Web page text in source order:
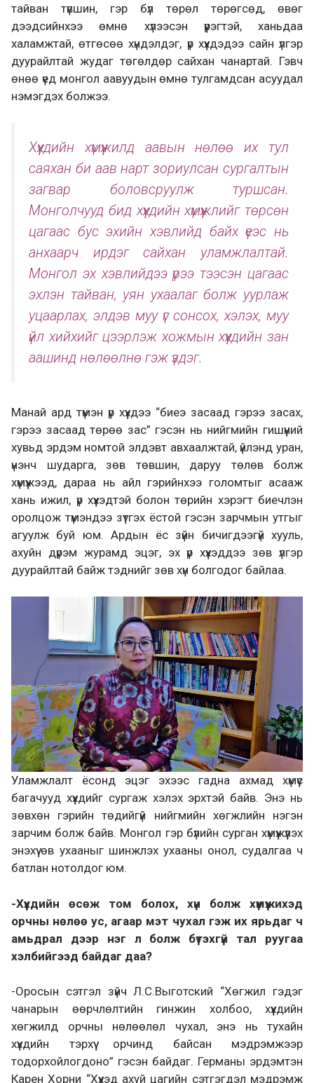
тайван түвшин, гэр бүл төрөл төрөгсөд, өвөг
дээдсийнхээ өмнө хүлээсэн үүрэгтэй, ханьдаа
халамжтай, өтгөсөө хүндэлдэг, үр хүүхдэдээ сайн үлгэр
дуурайлтай жудаг төгөлдөр сайхан чанартай. Гэвч
өнөө үед монгол аавуудын өмнө тулгамдсан асуудал
нэмэгдэх болжээ.
Хүүхдийн хүмүүжилд аавын нөлөө их тул
саяхан би аав нарт зориулсан сургалтын
загвар боловсруулж туршсан.
Монголчууд бид хүүхдийн хүмүүжлийг төрсөн
цагаас бус эхийн хэвлийд байх үеэс нь
анхаарч ирдэг сайхан уламжлалтай.
Монгол эх хэвлийдээ үрээ тээсэн цагаас
эхлэн тайван, уян ухаалаг болж уурлаж
уцаарлах, элдэв муу үг сонсох, хэлэх, муу
үйл хийхийг цээрлэж хожмын хүүхдийн зан
аашинд нөлөөлнө гэж үздэг.
Манай ард түмэн үр хүүхдээ “биеэ засаад гэрээ засах,
гэрээ засаад төрөө зас” гэсэн нь нийгмийн гишүүний
хувьд эрдэм номтой элдэвт авхаалжтай, үйлэнд уран,
үнэнч шударга, зөв төвшин, даруу төлөв болж
хүмүүжээд, дараа нь айл гэрийнхээ голомтыг асааж
хань ижил, үр хүүхэдтэй болон төрийн хэрэгт биечлэн
оролцож түмэндээ зүтгэх ёстой гэсэн зарчмын утгыг
агуулж буй юм. Ардын ёс зүйн бичигдээгүй хууль,
ахуйн дүрэм журамд эцэг, эх үр хүүхэддээ зөв үлгэр
дуурайлтай байж тэднийг зөв хүн болгодог байлаа.
Уламжлалт ёсонд эцэг эхээс гадна ахмад хүмүүс
багачууд хүүхдийг сургаж хэлэх эрхтэй байв. Энэ нь
зөвхөн гэрийн төдийгүй нийгмийн хөгжлийн нэгэн
зарчим болж байв. Монгол гэр бүлийн сурган хүмүүжүүлэх
энэхүү өв ухааныг шинжлэх ухааны онол, судалгаа ч
батлан нотолдог юм.
-Хүүхдийн өсөж том болох, хүн болж хүмүүжихэд
орчны нөлөө ус, агаар мэт чухал гэж их ярьдаг ч
амьдрал дээр нэг л болж бүтэхгүй тал руугаа
хэлбийгээд байдаг даа?
-Оросын сэтгэл зүйч Л.С.Выготский “Хөгжил гэдэг
чанарын өөрчлөлтийн гинжин холбоо, хүүхдийн
хөгжилд орчны нөлөөлөл чухал, энэ нь тухайн
хүүхдийн тэрхүү орчинд байсан мэдрэмжээр
тодорхойлогдоно” гэсэн байдаг. Германы эрдэмтэн
Карен Хорни “Хүүхэд ахуй цагийн сэтгэгдэл мэдрэмж